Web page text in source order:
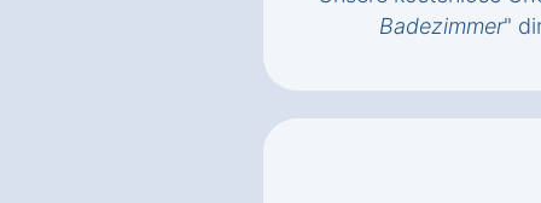
Badezimmer"